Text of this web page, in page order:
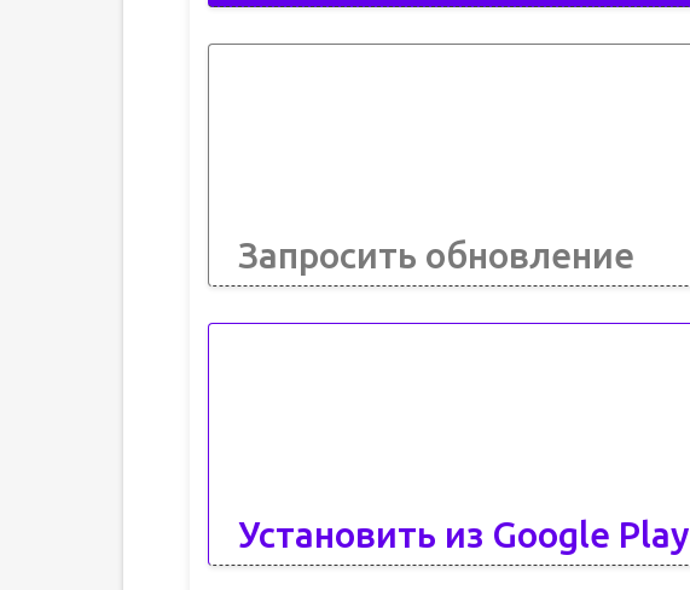
Запросить обновление
Установить из Google Play